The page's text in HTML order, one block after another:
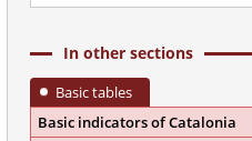
In other sections
Basic tables
Basic indicators of Catalonia